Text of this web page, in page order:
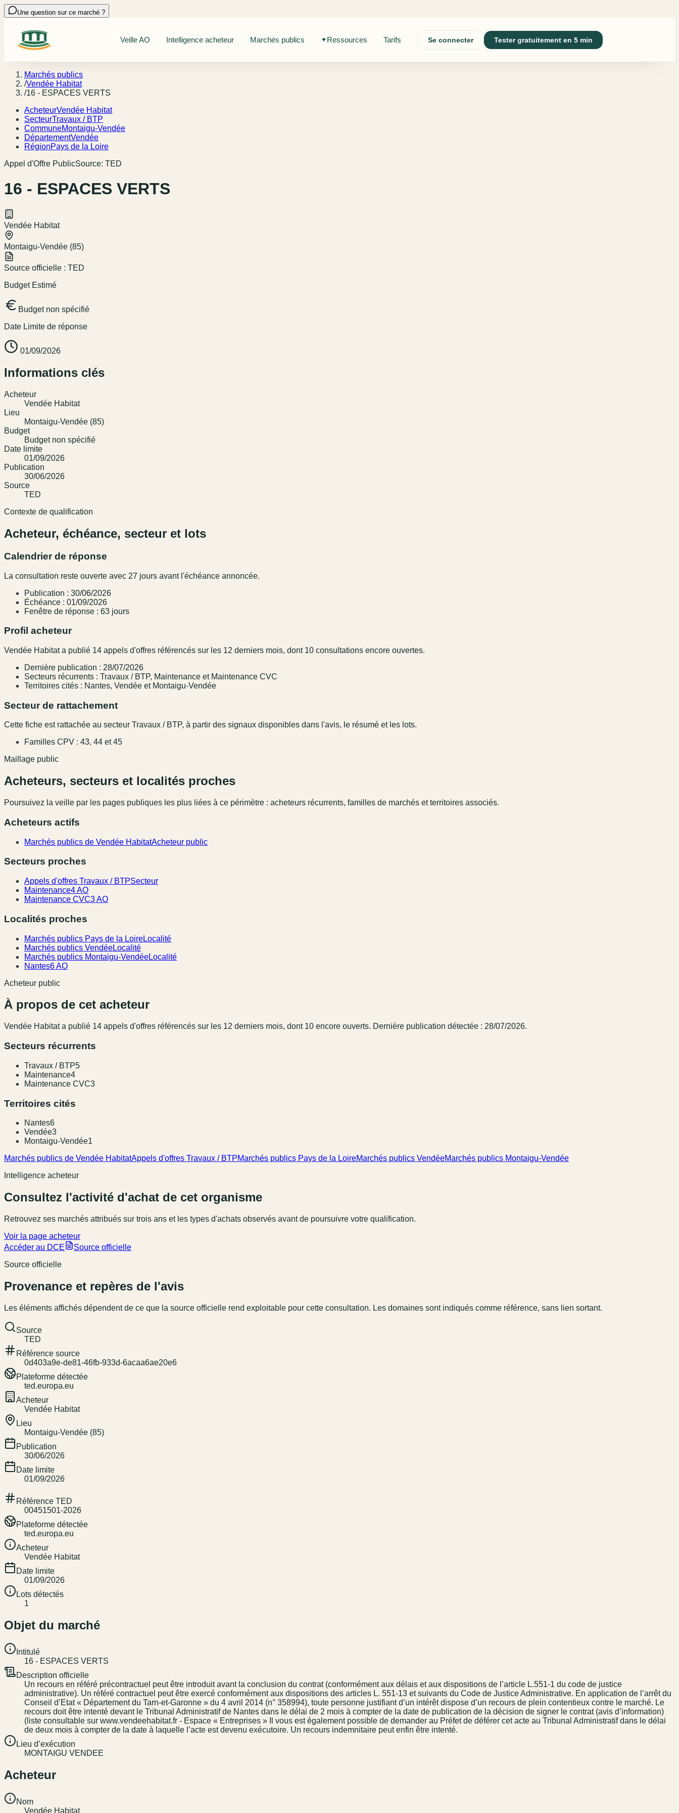
Une question sur ce marché ?
Veille AO Intelligence acheteur Marchés publics Ressources Tarifs Se connecter Tester gratuitement en 5 min
Marchés publics
/Vendée Habitat
/16 - ESPACES VERTS
AcheteurVendée Habitat
SecteurTravaux / BTP
CommuneMontaigu-Vendée
DépartementVendée
RégionPays de la Loire
Appel d'Offre PublicSource: TED
16 - ESPACES VERTS
Vendée Habitat
Montaigu-Vendée (85)
Source officielle : TED
Budget Estimé
Budget non spécifié
Date Limite de réponse
01/09/2026
Informations clés
Acheteur
Vendée Habitat
Lieu
Montaigu-Vendée (85)
Budget
Budget non spécifié
Date limite
01/09/2026
Publication
30/06/2026
Source
TED
Contexte de qualification
Acheteur, échéance, secteur et lots
Calendrier de réponse
La consultation reste ouverte avec 27 jours avant l'échéance annoncée.
Publication : 30/06/2026
Échéance : 01/09/2026
Fenêtre de réponse : 63 jours
Profil acheteur
Vendée Habitat a publié 14 appels d'offres référencés sur les 12 derniers mois, dont 10 consultations encore ouvertes.
Dernière publication : 28/07/2026
Secteurs récurrents : Travaux / BTP, Maintenance et Maintenance CVC
Territoires cités : Nantes, Vendée et Montaigu-Vendée
Secteur de rattachement
Cette fiche est rattachée au secteur Travaux / BTP, à partir des signaux disponibles dans l'avis, le résumé et les lots.
Familles CPV : 43, 44 et 45
Maillage public
Acheteurs, secteurs et localités proches
Poursuivez la veille par les pages publiques les plus liées à ce périmètre : acheteurs récurrents, familles de marchés et territoires associés.
Acheteurs actifs
Marchés publics de Vendée HabitatAcheteur public
Secteurs proches
Appels d'offres Travaux / BTPSecteur
Maintenance4 AO
Maintenance CVC3 AO
Localités proches
Marchés publics Pays de la LoireLocalité
Marchés publics VendéeLocalité
Marchés publics Montaigu-VendéeLocalité
Nantes6 AO
Acheteur public
À propos de cet acheteur
Vendée Habitata publié 14 appel s d'offres référencés sur les 12 derniers mois, dont 10 encore ouverts. Dernière publication détectée : 28/07/2026.
Secteurs récurrents
Travaux / BTP5
Maintenance4
Maintenance CVC3
Territoires cités
Nantes6
Vendée3
Montaigu-Vendée1
Marchés publics de Vendée HabitatAppels d'offres Travaux / BTPMarchés publics Pays de la LoireMarchés publics VendéeMarchés publics Montaigu-Vendée
Intelligence acheteur
Consultez l'activité d'achat de cet organisme
Retrouvez ses marchés attribués sur trois ans et les types d'achats observés avant de poursuivre votre qualification.
Voir la page acheteur
Accéder au DCE
Source officielle
Source officielle
Provenance et repères de l'avis
Les éléments affichés dépendent de ce que la source officielle rend exploitable pour cette consultation. Les domaines sont indiqués comme référence, sans lien sortant.
Source
TED
Référence source
0d403a9e-de81-46fb-933d-6acaa6ae20e6
Plateforme détectée
ted.europa.eu
Acheteur
Vendée Habitat
Lieu
Montaigu-Vendée (85)
Publication
30/06/2026
Date limite
01/09/2026
Référence TED
00451501-2026
Plateforme détectée
ted.europa.eu
Acheteur
Vendée Habitat
Date limite
01/09/2026
Lots détectés
1
Objet du marché
Intitulé
16 - ESPACES VERTS
Description officielle
Un recours en référé précontractuel peut être introduit avant la conclusion du contrat (conformément aux délais et aux dispositions de l’article L.551-1 du code de justice
administrative). Un référé contractuel peut être exercé conformément aux dispositions des articles L. 551-13 et suivants du Code de Justice Administrative. En application de l’arrêt du
Conseil d’Etat « Département du Tarn-et-Garonne » du 4 avril 2014 (n° 358994), toute personne justifiant d’un intérêt dispose d’un recours de plein contentieux contre le marché. Le
recours doit être intenté devant le Tribunal Administratif de Nantes dans le délai de 2 mois à compter de la date de publication de la décision de signer le contrat (avis d’information)
(liste consultable sur www.vendeehabitat.fr - Espace « Entreprises » Il vous est également possible de demander au Préfet de déférer cet acte au Tribunal Administratif dans le délai
de deux mois à compter de la date à laquelle l’acte est devenu exécutoire. Un recours indemnitaire peut enfin être intenté.
Lieu d’exécution
MONTAIGU VENDEE
Acheteur
Nom
Vendée Habitat